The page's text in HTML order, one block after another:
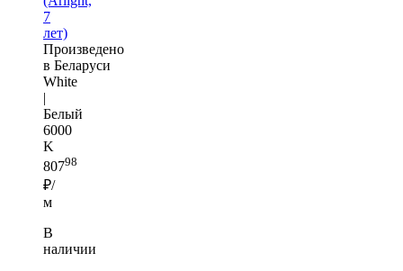
7
лет)
Произведено
в Беларуси
White
|
Белый
6000
K
80798
₽/
м
В
наличии